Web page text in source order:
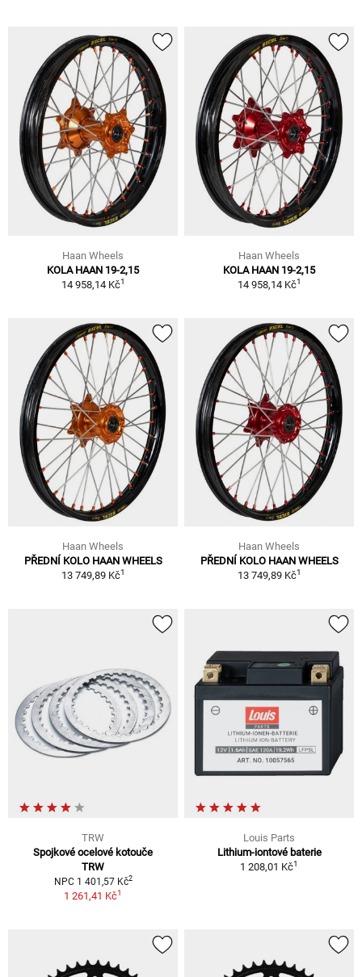
Haan Wheels
KOLA HAAN 19-2,15
14 958,14 Kč1
Haan Wheels
KOLA HAAN 19-2,15
14 958,14 Kč1
Haan Wheels
PŘEDNÍ KOLO HAAN WHEELS
13 749,89 Kč1
Haan Wheels
PŘEDNÍ KOLO HAAN WHEELS
13 749,89 Kč1
TRW
Spojkové ocelové kotouče
TRW
NPC 1 401,57 Kč2
1 261,41 Kč1
Louis Parts
Lithium-iontové baterie
1 208,01 Kč1